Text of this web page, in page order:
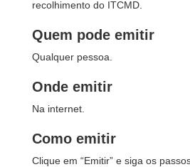
recolhimento do ITCMD.
Quem pode emitir
Qualquer pessoa.
Onde emitir
Na internet.
Como emitir
Clique em “Emitir” e siga os